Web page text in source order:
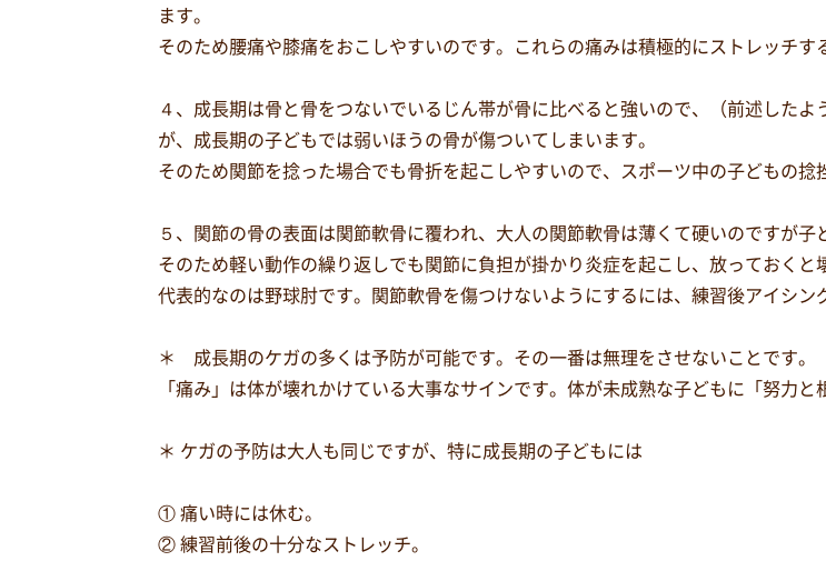
ます。
そのため腰痛や膝痛をおこしやすいのです。これらの痛みは積極的にストレッチす
４、成長期は骨と骨をつないでいるじん帯が骨に比べると強いので、（前述した
が、成長期の子どもでは弱いほうの骨が傷ついてしまいます。
そのため関節を捻った場合でも骨折を起こしやすいので、スポーツ中の子どもの捻
５、関節の骨の表面は関節軟骨に覆われ、大人の関節軟骨は薄くて硬いのですが
そのため軽い動作の繰り返しでも関節に負担が掛かり炎症を起こし、放っておくと
代表的なのは野球肘です。関節軟骨を傷つけないようにするには、練習後アイシン
＊ 成長期のケガの多くは予防が可能です。その一番は無理をさせないことです。
「痛み」は体が壊れかけている大事なサインです。体が未成熟な子どもに「努力と
＊ ケガの予防は大人も同じですが、特に成長期の子どもには
① 痛い時には休む。
② 練習前後の十分なストレッチ。